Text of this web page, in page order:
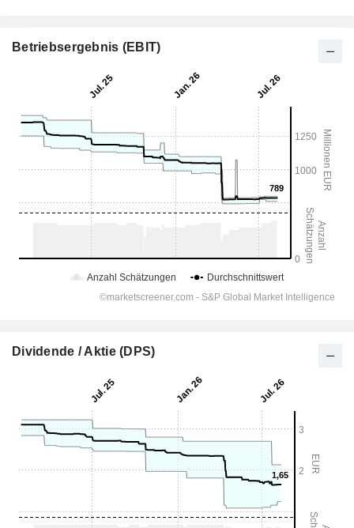
Betriebsergebnis (EBIT)
Dividende / Aktie (DPS)